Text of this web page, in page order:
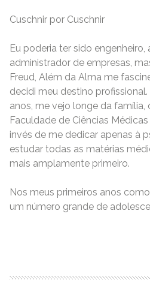
Cuschnir por Cuschnir
Eu poderia ter sido
administrador de empresas,
Freud, Além da Alma me
decidi meu destino profissional.
anos, me vejo longe da família,
Faculdade de Ciências
invés de me dedicar apenas à
estudar todas as matérias
mais amplamente primeiro.
Nos meus primeiros anos
um número grande de